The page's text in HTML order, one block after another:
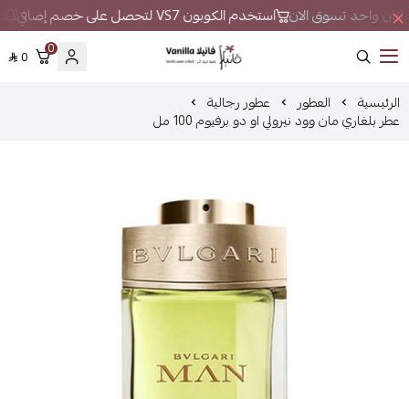
مكان واحد تسوق الان استخدم الكوبون VS7 لتحصل على خصم إضافي
فانيلا
0
0
الرئيسية العطور عطور رجالية
عطر بلغاري مان وود نيرولي او دو برفيوم 100 مل